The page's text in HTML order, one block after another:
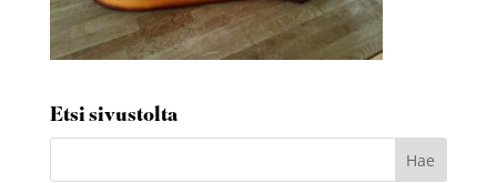
Etsi sivustolta